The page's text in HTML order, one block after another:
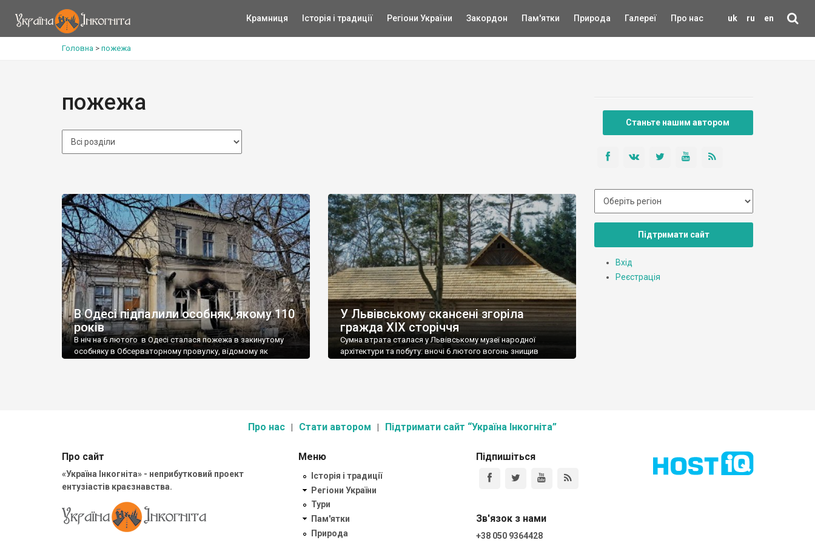
uk ru en
Крамниця Історія і традиції Регіони України Закордон Пам'ятки Природа Галереї Про нас
Головна > пожежа
пожежа
В Одесі підпалили особняк, якому 110
років
В ніч на 6 лютого в Одесі сталася пожежа в закинутому
особняку в Обсерваторному провулку, відомому як
У Львівському скансені згоріла
гражда ХІХ сторіччя
Сумна втрата сталася у Львівському музеї народної
архітектури та побуту: вночі 6 лютого вогонь знищив
Станьте нашим автором
Підтримати сайт
Вхід
Реєстрація
Про нас Стати автором Підтримати сайт “Україна Інкогніта”
Про сайт
«Україна Інкогніта» - неприбутковий проект
ентузіастів краєзнавства.
Меню
Історія і традиції
Регіони України
Тури
Пам'ятки
Природа
Підпишіться
Зв'язок з нами
+38 050 9364428